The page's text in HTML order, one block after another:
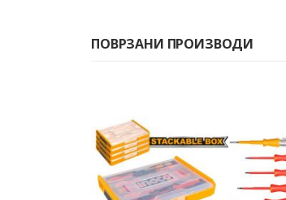
ПОВРЗАНИ ПРОИЗВОДИ